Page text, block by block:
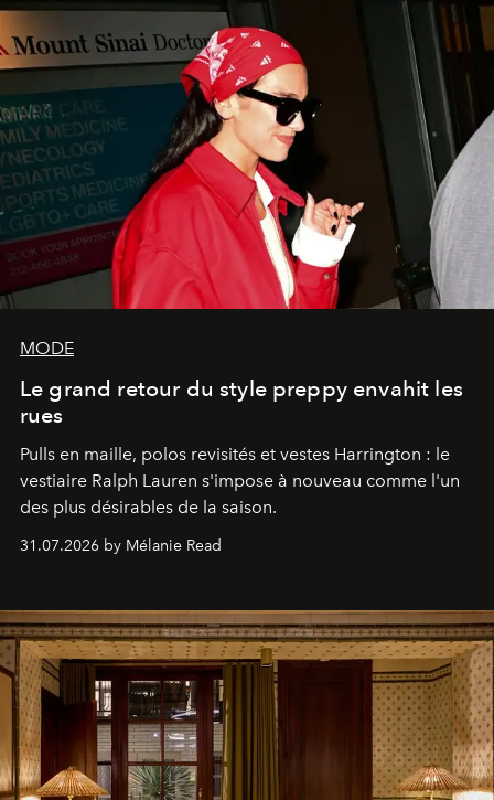
MODE
Le grand retour du style preppy envahit les
rues
Pulls en maille, polos revisités et vestes Harrington : le
vestiaire Ralph Lauren s'impose à nouveau comme l'un
des plus désirables de la saison.
31.07.2026 by Mélanie Read